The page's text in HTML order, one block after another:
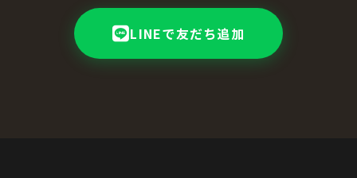
LINEで友だち追加